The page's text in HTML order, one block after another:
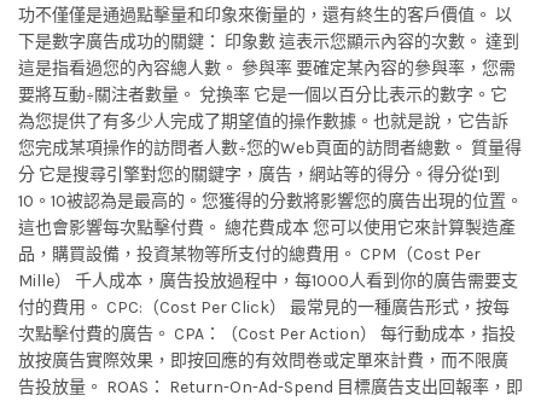
功不僅僅是通過點擊量和印象來衡量的，還有終生的客戶價值。 以
下是數字廣告成功的關鍵： 印象數 這表示您顯示內容的次數。 達到
這是指看過您的內容總人數。 參與率 要確定某內容的參與率，您需
要將互動÷關注者數量。 兌換率 它是一個以百分比表示的數字。它
為您提供了有多少人完成了期望值的操作數據。也就是說，它告訴
您完成某項操作的訪問者人數÷您的Web頁面的訪問者總數。 質量得
分 它是搜尋引擎對您的關鍵字，廣告，網站等的得分。得分從1到
10。10被認為是最高的。您獲得的分數將影響您的廣告出現的位置。
這也會影響每次點擊付費。 總花費成本 您可以使用它來計算製造產
品，購買設備，投資某物等所支付的總費用。 CPM（Cost Per
Mille） 千人成本，廣告投放過程中，每1000人看到你的廣告需要支
付的費用。 CPC:（Cost Per Click） 最常見的一種廣告形式，按每
次點擊付費的廣告。 CPA：（Cost Per Action） 每行動成本，指投
放按廣告實際效果，即按回應的有效問卷或定單來計費，而不限廣
告投放量。 ROAS： Return-On-Ad-Spend 目標廣告支出回報率，即